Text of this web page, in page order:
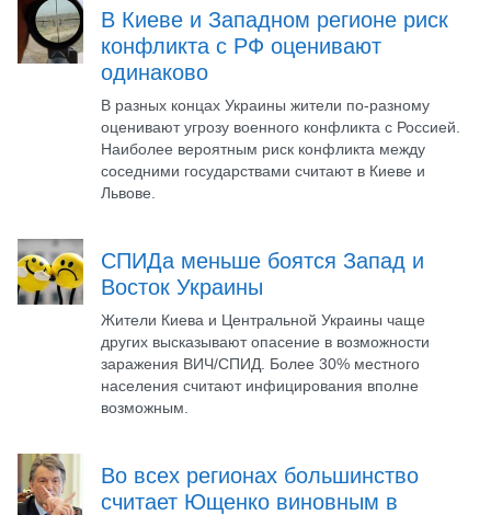
В Киеве и Западном регионе риск
конфликта с РФ оценивают
одинаково
В разных концах Украины жители по-разному
оценивают угрозу военного конфликта с Россией.
Наиболее вероятным риск конфликта между
соседними государствами считают в Киеве и
Львове.
СПИДа меньше боятся Запад и
Восток Украины
Жители Киева и Центральной Украины чаще
других высказывают опасение в возможности
заражения ВИЧ/СПИД. Более 30% местного
населения считают инфицирования вполне
возможным.
Во всех регионах большинство
считает Ющенко виновным в